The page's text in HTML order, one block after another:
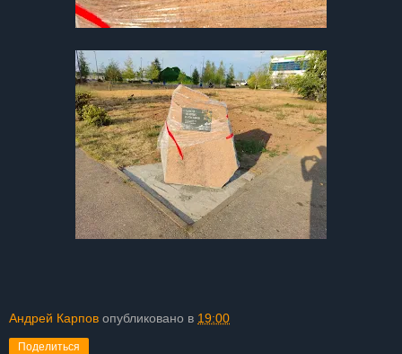
Андрей Карпов опубликовано в 19:00
Поделиться